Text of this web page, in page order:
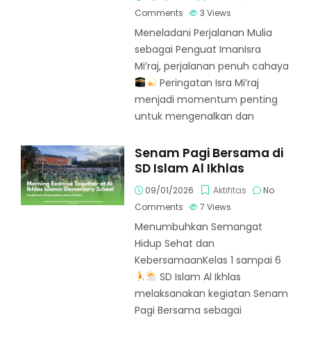
Comments
3Views
Meneladani Perjalanan Mulia
sebagai Penguat ImanIsra
Mi’raj, perjalanan penuh cahaya
Peringatan Isra Mi’raj
menjadi momentum penting
untuk mengenalkan dan
Senam Pagi Bersama di
SD Islam Al Ikhlas
09/01/2026 Aktifitas
No
Comments
7Views
Menumbuhkan Semangat
Hidup Sehat dan
KebersamaanKelas 1 sampai 6
SD Islam Al Ikhlas
melaksanakan kegiatan Senam
Pagi Bersama sebagai